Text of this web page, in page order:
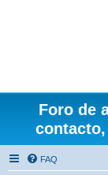
Foro de
FAQ